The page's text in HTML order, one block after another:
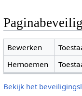
Bewerken
Hernoemen
Bekijk het